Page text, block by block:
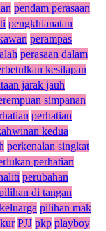
pendam perasaan
pengkhianatan
perampas
perasaan dalam
kesilapan
jarak jauh
simpanan
perhatian
kedua
perkenalan singkat
perhatian
perubahan
di tangan
pilihan mak
PJJ pkp playboy